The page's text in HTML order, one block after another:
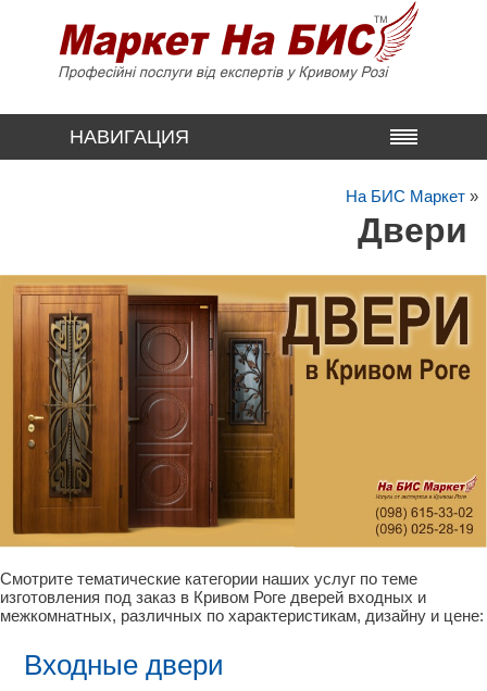
НАВИГАЦИЯ
На БИС Маркет »
Двери
Смотрите тематические категории наших услуг по теме
изготовления под заказ в Кривом Роге дверей входных и
межкомнатных, различных по характеристикам, дизайну и цене:
Входные двери